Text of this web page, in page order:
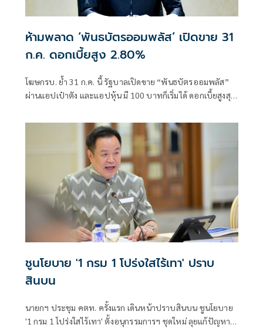
ห้ามพลาด ‘พันธบัตรออมพลัส’ เปิดขาย 31
ก.ค. ดอกเบี้ยสูง 2.80%
โฆษกรบ. ย้ำ 31 ก.ค. นี้ รัฐบาลเปิดขาย “พันธบัตรออมพลัส”
ผ่านแอปเป๋าตัง และแอปหุ้น มี 100 บาทก็เริ่มได้ ดอกเบี้ยสูงสุด
ชูนโยบาย '1 กรม 1 โปร่งใสไร้เทา' ปราบ
สินบน
นายกฯ ประชุม คตท. ครั้งแรก เดินหน้าปราบสินบน ชูนโยบาย
'1 กรม 1 โปร่งใสไร้เทา' ตั้งอนุกรรมการฯ ชุดใหม่ ลุยแก้ปัญหา